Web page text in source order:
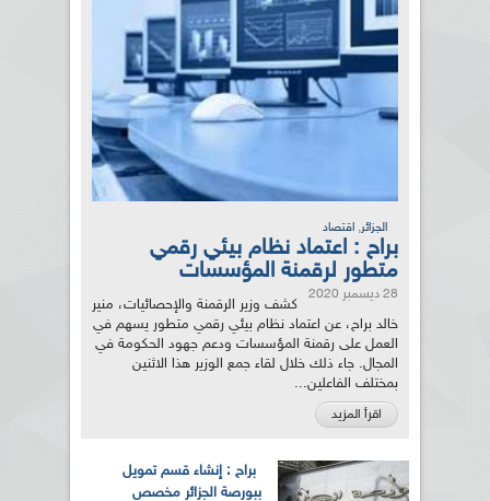
الجزائر, اقتصاد
براح : اعتماد نظام بيئي رقمي
متطور لرقمنة المؤسسات
28 ديسمبر 2020
كشف وزير الرقمنة والإحصائيات، منير
خالد براح، عن اعتماد نظام بيئي رقمي متطور يسهم في
العمل على رقمنة المؤسسات ودعم جهود الحكومة في
المجال. جاء ذلك خلال لقاء جمع الوزير هذا الاثنين
بمختلف الفاعلين...
اقرأ المزيد
براح : إنشاء قسم تمويل
ببورصة الجزائر مخصص